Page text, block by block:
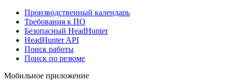
Производственный календарь
Требования к ПО
Безопасный HeadHunter
HeadHunter API
Поиск работы
Поиск по резюме
Мобильное приложение